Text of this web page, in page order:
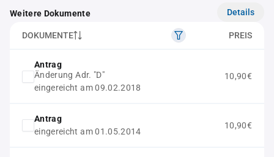
Weitere Dokumente Details
DOKUMENTE PREIS
Antrag
Änderung Adr. "D"
eingereicht am 09.02.2018
10,90€
Antrag
eingereicht am 01.05.2014
10,90€